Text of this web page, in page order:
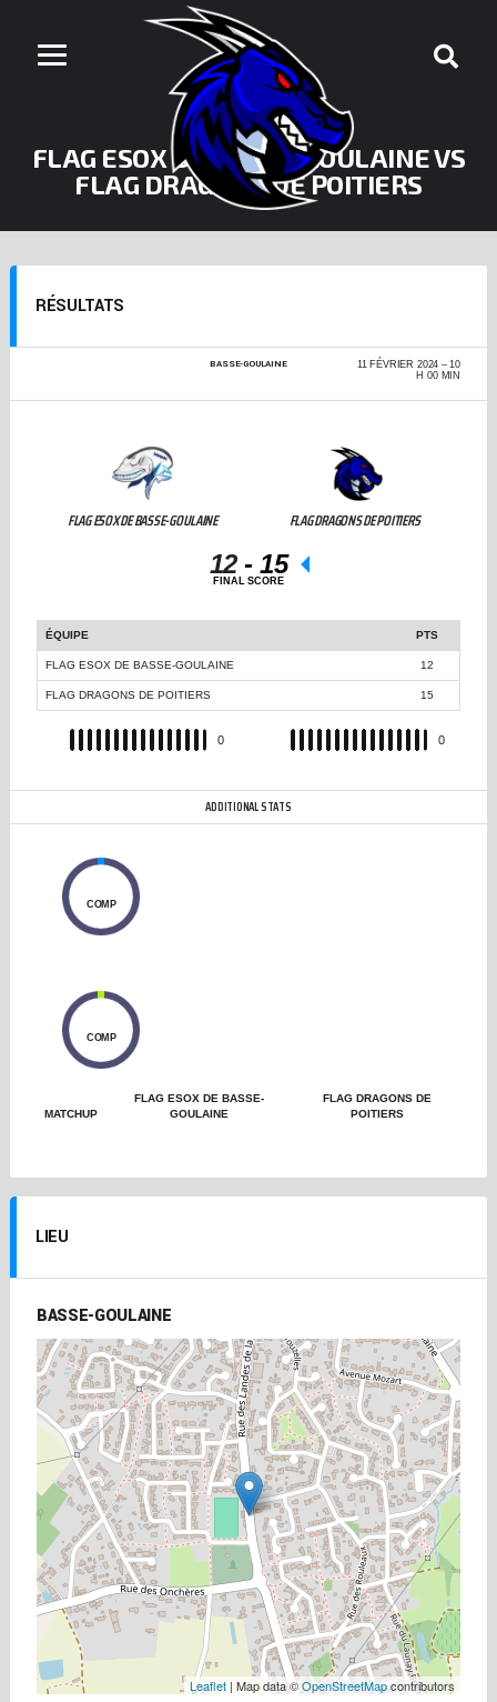
FLAG ESOX DE BASSE-GOULAINE VS
FLAG DRAGONS DE POITIERS
RÉSULTATS
BASSE-GOULAINE 11 FÉVRIER 2024
10
H 00 MIN
FLAG ESOX DE BASSE-GOULAINE FLAG DRAGONS DE POITIERS
12- 15
FINAL SCORE
ÉQUIPE PTS
FLAG ESOX DE BASSE-GOULAINE 12
FLAG DRAGONS DE POITIERS 15
0 0
ADDITIONAL STATS
COMP
COMP
MATCHUP
FLAG ESOX DE BASSE-
GOULAINE
FLAG DRAGONS DE
POITIERS
LIEU
BASSE-GOULAINE
Leaflet | Map data ©OpenStreetMapcontributors